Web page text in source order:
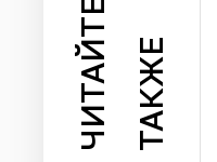
ЧИТАЙТЕ ТАКЖЕ